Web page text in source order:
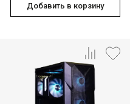
Добавить в корзину